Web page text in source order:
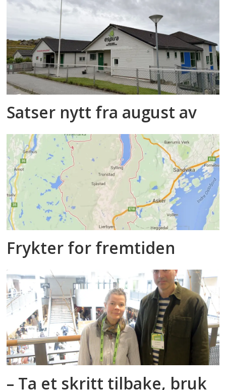
Satser nytt fra august av
Frykter for fremtiden
– Ta et skritt tilbake, bruk